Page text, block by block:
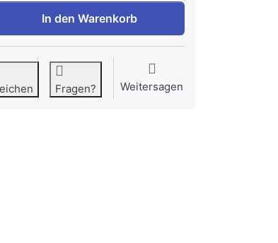
V221328 Sockel für HIKU 26 zu CHF 752.00,
In den Warenkorb
Fragen? Weitersagen